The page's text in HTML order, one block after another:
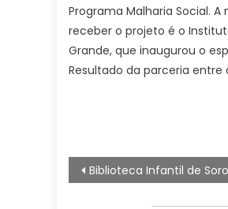
Programa Malharia Social.
receber o projeto é o
Grande, que inaugurou o
Resultado da parceria entre
Navegação
de
Biblioteca Infantil de Sorocaba oferece Festa Junina para toda a família nesta